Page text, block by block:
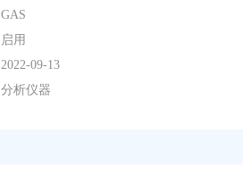
GAS
启用
2022-09-13
分析仪器